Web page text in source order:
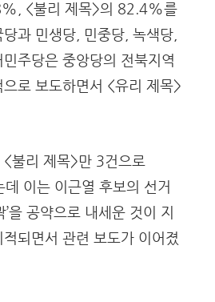
<불리 제목>의 82.4%를
과 민생당, 민중당, 녹색당,
주당은 중앙당의 전북지역
로 보도하면서 <유리 제목>
<불리 제목>만 3건으로
이는 이근열 후보의 선거
을 공약으로 내세운 것이 지
되면서 관련 보도가 이어졌